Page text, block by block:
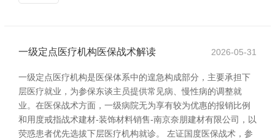
一级定点医疗机构医保战术解读 2026-05-31
一级定点医疗机构是医保体系中的遑急构成部分，主要承担下
层医疗就业，为参保东谈主员提供常见病、慢性病的调整就
业。在医保战术方面，一级病院无为享有较为优惠的报销比例
和用度戒指战术建材-装饰材料销售-南京奈朋建材有限公司，以
荧惑患者优先选拔下层医疗机构就诊。 左证国度医保战术，参